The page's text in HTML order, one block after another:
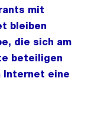
mit
bleiben
die sich am
beteiligen
Internet eine